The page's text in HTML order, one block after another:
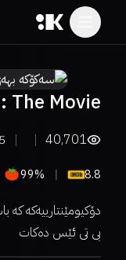
The Movie
40,701
8.8
99%
دۆکیومێنتارییەکە
بی تی ئێس دەکات